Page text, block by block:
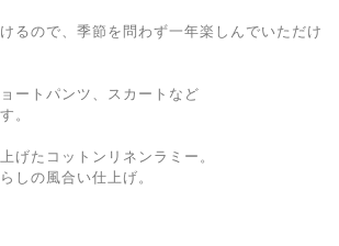
るので、季節を問わず一年楽しんでいただけ
ートパンツ、スカートなど
。
げたコットンリネンラミー。
しの風合い仕上げ。